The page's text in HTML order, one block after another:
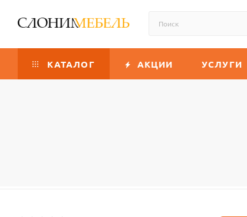
КАТАЛОГ АКЦИИ УСЛУГИ